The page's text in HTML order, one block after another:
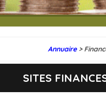
Annuaire>
SITES